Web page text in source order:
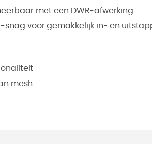
met een DWR-afwerking
voor gemakkelijk in- en
mesh